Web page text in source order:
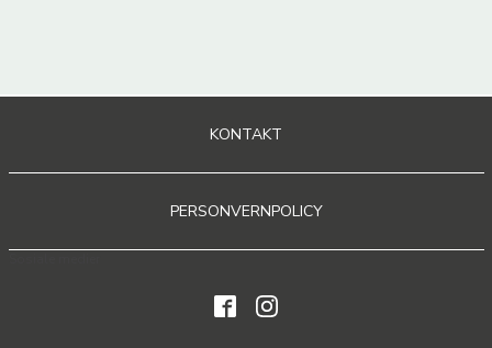
KONTAKT
PERSONVERNPOLICY